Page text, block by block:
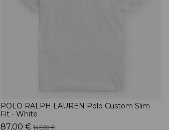
POLO RALPH LAUREN Polo Custom Slim
Fit - White
87,00 € 145,00 €